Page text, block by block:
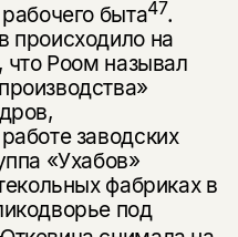
быта47.
происходило на
что Роом называл
заводских
«Ухабов»
фабриках в
под